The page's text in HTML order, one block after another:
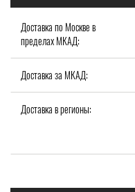
Доставка по Москве в
пределах МКАД:
Доставка за МКАД:
Доставка в регионы: